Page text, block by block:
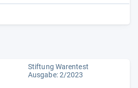
Stiftung Warentest
Ausgabe: 2/2023